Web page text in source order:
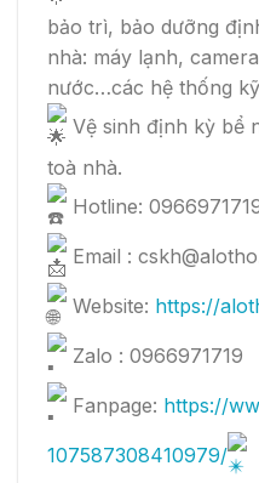
bảo trì, bảo dưỡng
nhà: máy lạnh,
nước…các hệ thống
Vệ sinh định kỳ bể
toà nhà.
Hotline:
Email :
Website: https://
Zalo : 0966971719
Fanpage: https://
107587308410979/